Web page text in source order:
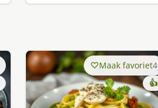
Maak favoriet4
👍